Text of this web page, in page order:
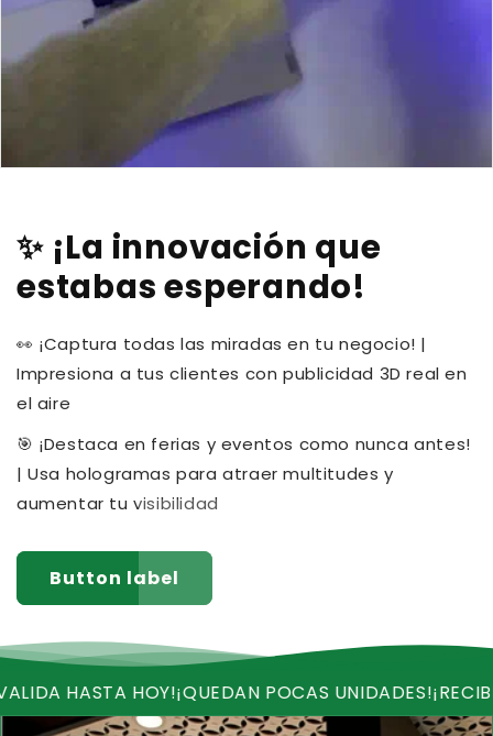
✨ ¡La innovación que
estabas esperando!
👀 ¡Captura todas las miradas en tu negocio! |
Impresiona a tus clientes con publicidad 3D real en
el aire
🎯 ¡Destaca en ferias y eventos como nunca antes!
| Usa hologramas para atraer multitudes y
aumentar tu visibilidad
Button label
HOY!¡QUEDAN POCAS UNIDADES! ¡RECIBE ENVIO